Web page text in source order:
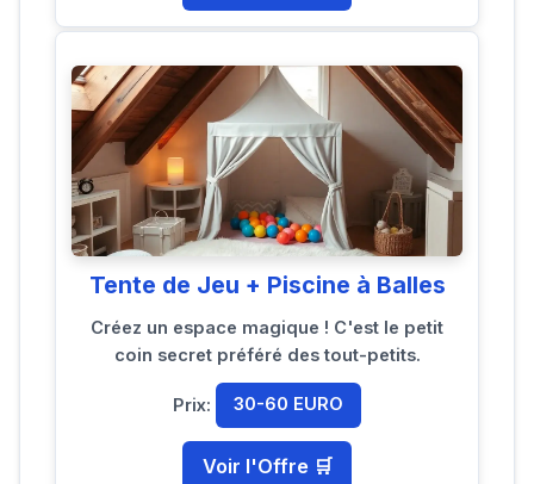
Tente de Jeu + Piscine à Balles
Créez un espace magique ! C'est le petit
coin secret préféré des tout-petits.
Prix: 30-60 EURO
Voir l'Offre 🛒